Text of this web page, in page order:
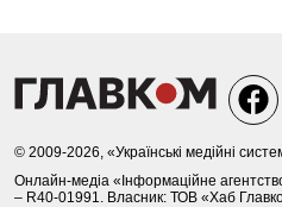
© 2009-2026, «Українські медійні
Онлайн-медіа «Інформаційне
– R40-01991. Власник: ТОВ «Хаб